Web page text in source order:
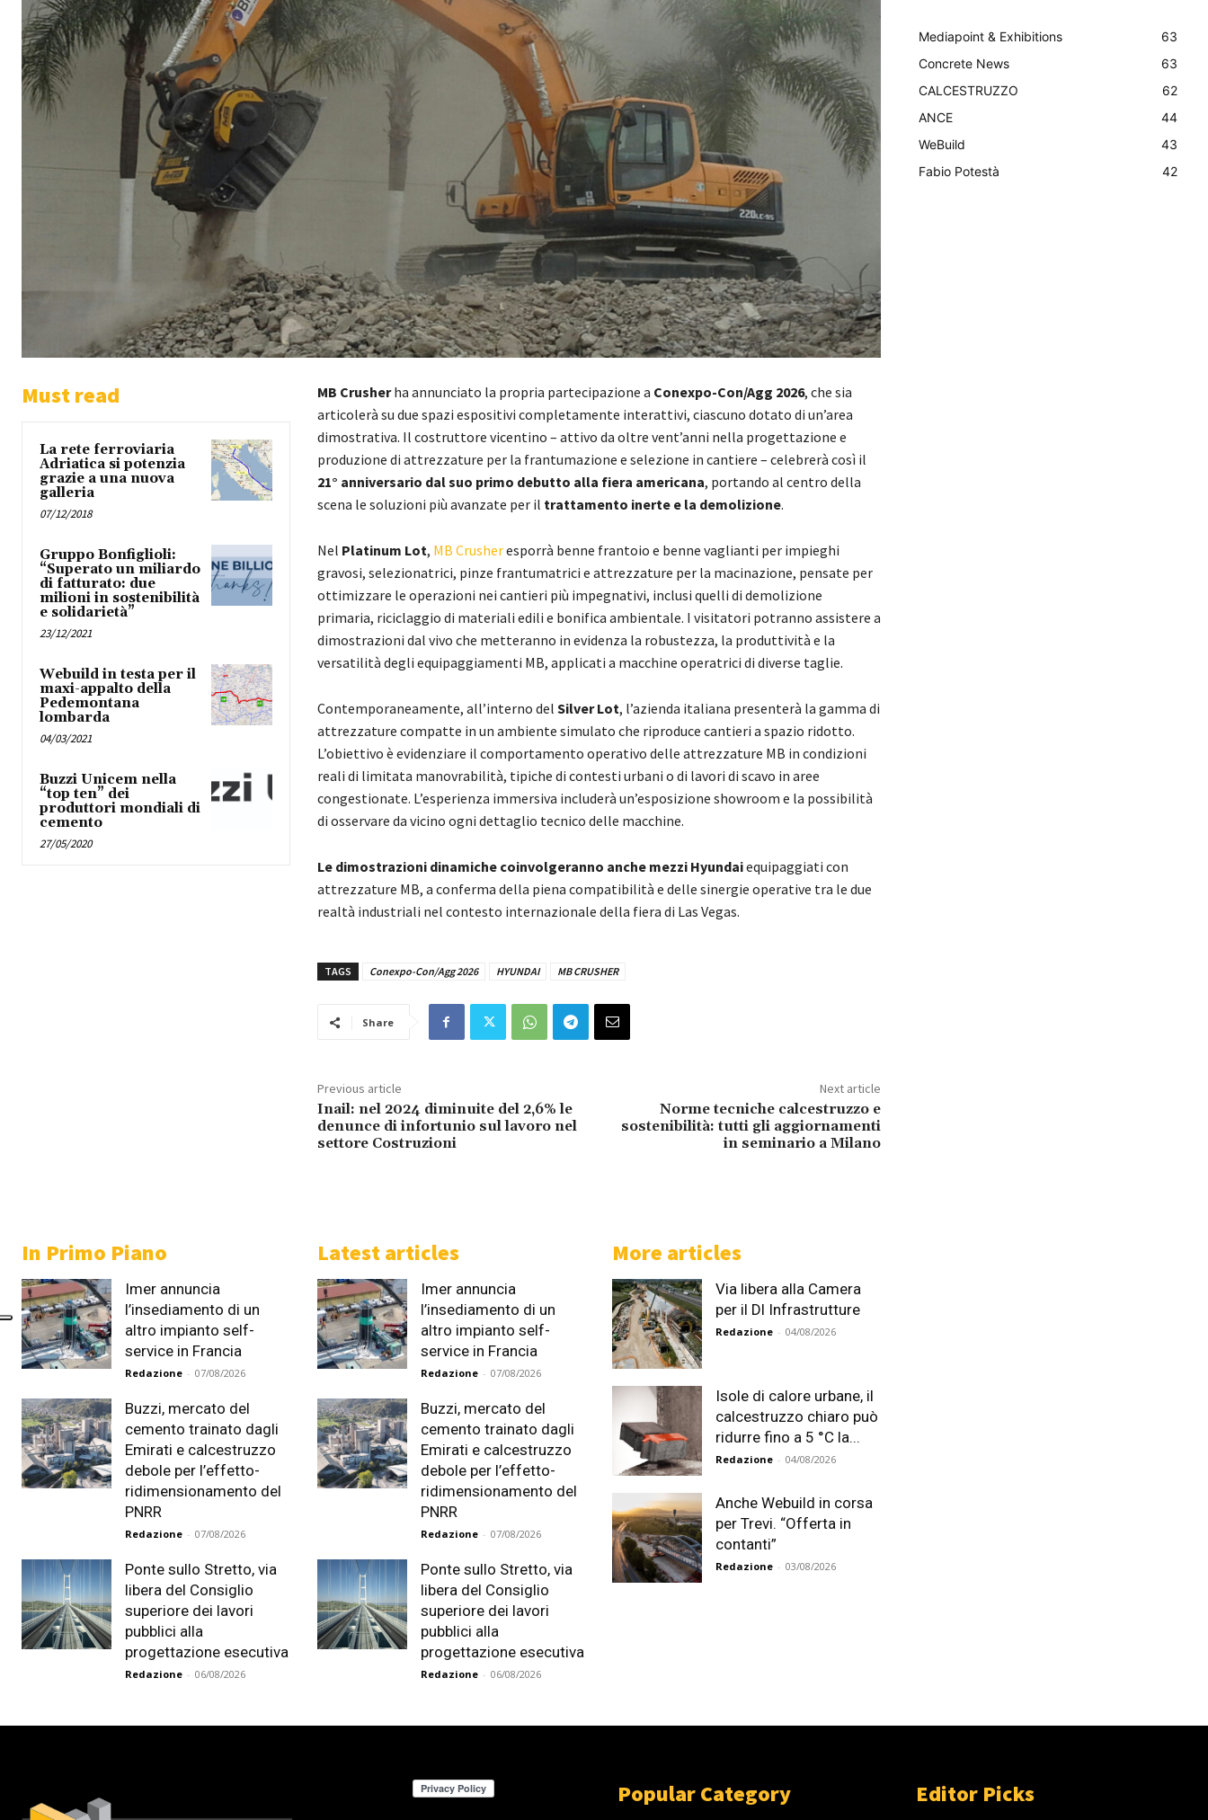
Must read
La rete ferroviaria
Adriatica si potenzia
grazie a una nuova
galleria
07/12/2018
Gruppo Bonfiglioli:
“Superato un miliardo
di fatturato: due
milioni in sostenibilità
e solidarietà”
23/12/2021
Webuild in testa per il
maxi-appalto della
Pedemontana
lombarda
04/03/2021
Buzzi Unicem nella
“top ten” dei
produttori mondiali di
cemento
27/05/2020
MB Crusherha annunciato la propria partecipazione a Conexpo-Con/Agg 2026, che sia
articolerà su due spazi espositivi completamente interattivi, ciascuno dotato di un’area
dimostrativa. Il costruttore vicentino – attivo da oltre vent’anni nella progettazione e
produzione di attrezzature per la frantumazione e selezione in cantiere – celebrerà così il
21° anniversario dal suo primo debutto alla fiera americana, portando al centro della
scena le soluzioni più avanzate per il trattamento inerte e la demolizione.
Nel Platinum Lot, MB Crusheresporrà benne frantoio e benne vaglianti per impieghi
gravosi, selezionatrici, pinze frantumatrici e attrezzature per la macinazione, pensate per
ottimizzare le operazioni nei cantieri più impegnativi, inclusi quelli di demolizione
primaria, riciclaggio di materiali edili e bonifica ambientale. I visitatori potranno assistere a
dimostrazioni dal vivo che metteranno in evidenza la robustezza, la produttività e la
versatilità degli equipaggiamenti MB, applicati a macchine operatrici di diverse taglie.
Contemporaneamente, all’interno del Silver Lot, l’azienda italiana presenterà la gamma di
attrezzature compatte in un ambiente simulato che riproduce cantieri a spazio ridotto.
L’obiettivo è evidenziare il comportamento operativo delle attrezzature MB in condizioni
reali di limitata manovrabilità, tipiche di contesti urbani o di lavori di scavo in aree
congestionate. L’esperienza immersiva includerà un’esposizione showroom e la possibilità
di osservare da vicino ogni dettaglio tecnico delle macchine.
Le dimostrazioni dinamiche coinvolgeranno anche mezzi Hyundaiequipaggiati con
attrezzature MB, a conferma della piena compatibilità e delle sinergie operative tra le due
realtà industriali nel contesto internazionale della fiera di Las Vegas.
TAGS Conexpo-Con/Agg 2026 HYUNDAI MB CRUSHER
Share
Previous article
Inail: nel 2024 diminuite del 2,6% le
denunce di infortunio sul lavoro nel
settore Costruzioni
Next article
Norme tecniche calcestruzzo e
sostenibilità: tutti gli aggiornamenti
in seminario a Milano
In Primo Piano
Imer annuncia
l’insediamento di un
altro impianto self-
service in Francia
Redazione - 07/08/2026
Buzzi, mercato del
cemento trainato dagli
Emirati e calcestruzzo
debole per l’effetto-
ridimensionamento del
PNRR
Redazione - 07/08/2026
Ponte sullo Stretto, via
libera del Consiglio
superiore dei lavori
pubblici alla
progettazione esecutiva
Redazione - 06/08/2026
Latest articles
Imer annuncia
l’insediamento di un
altro impianto self-
service in Francia
Redazione - 07/08/2026
Buzzi, mercato del
cemento trainato dagli
Emirati e calcestruzzo
debole per l’effetto-
ridimensionamento del
PNRR
Redazione - 07/08/2026
Ponte sullo Stretto, via
libera del Consiglio
superiore dei lavori
pubblici alla
progettazione esecutiva
Redazione - 06/08/2026
More articles
Via libera alla Camera
per il Dl Infrastrutture
Redazione - 04/08/2026
Isole di calore urbane, il
calcestruzzo chiaro può
ridurre fino a 5 °C la...
Redazione - 04/08/2026
Anche Webuild in corsa
per Trevi. “Offerta in
contanti”
Redazione - 03/08/2026
Mediapoint & Exhibitions
63
Concrete News
63
CALCESTRUZZO
62
ANCE
44
WeBuild
43
Fabio Potestà
42
Popular Category Editor Picks